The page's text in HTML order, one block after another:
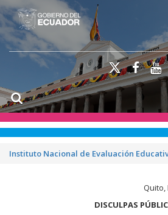
Instituto Nacional de Evaluación
Quito,
DISCULPAS